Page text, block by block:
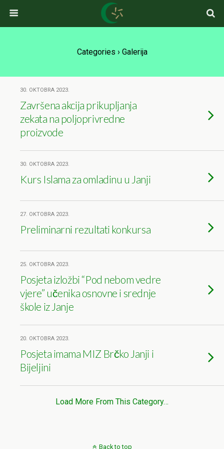
Categories › Galerija
30. OKTOBRA 2023.
Završena akcija prikupljanja
zekata na poljoprivredne
proizvode
30. OKTOBRA 2023.
Kurs Islama za omladinu u Janji
27. OKTOBRA 2023.
Preliminarni rezultati konkursa
25. OKTOBRA 2023.
Posjeta izložbi “Pod nebom vedre
vjere” učenika osnovne i srednje
škole iz Janje
20. OKTOBRA 2023.
Posjeta imama MIZ Brčko Janji i
Bijeljini
Load More From This Category…
Back to top